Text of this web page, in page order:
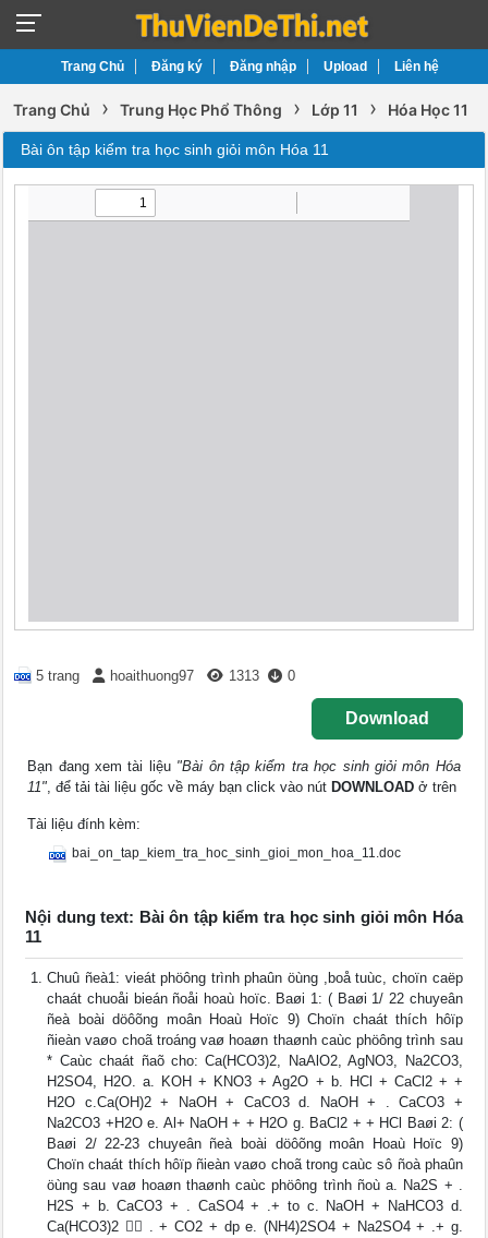
Trang Chủ Đăng ký Đăng nhập Upload Liên hệ
Trang Chủ › Trung Học Phổ Thông › Lớp 11 › Hóa Học 11
Bài ôn tập kiểm tra học sinh giỏi môn Hóa 11
5 trang hoaithuong97 1313 0
Download
Bạn đang xem tài liệu "Bài ôn tập kiểm tra học sinh giỏi môn Hóa
11", để tải tài liệu gốc về máy bạn click vào nút DOWNLOAD ở trên
Tài liệu đính kèm:
bai_on_tap_kiem_tra_hoc_sinh_gioi_mon_hoa_11.doc
Nội dung text: Bài ôn tập kiểm tra học sinh giỏi môn Hóa
11
Chuû ñeà1: vieát phöông trình phaûn öùng ,boå tuùc, choïn caëp
chaát chuoåi bieán ñoåi hoaù hoïc. Baøi 1: ( Baøi 1/ 22 chuyeân
ñeà boài döôõng moân Hoaù Hoïc 9) Choïn chaát thích hôïp
ñieàn vaøo choã troáng vaø hoaøn thaønh caùc phöông trình sau
* Caùc chaát ñaõ cho: Ca(HCO3)2, NaAlO2, AgNO3, Na2CO3,
H2SO4, H2O. a. KOH + KNO3 + Ag2O + b. HCl + CaCl2 + +
H2O c.Ca(OH)2 + NaOH + CaCO3 d. NaOH + . CaCO3 +
Na2CO3 +H2O e. Al+ NaOH + + H2O g. BaCl2 + + HCl Baøi 2: (
Baøi 2/ 22-23 chuyeân ñeà boài döôõng moân Hoaù Hoïc 9)
Choïn chaát thích hôïp ñieàn vaøo choã trong caùc sô ñoà phaûn
öùng sau vaø hoaøn thaønh caùc phöông trình ñoù a. Na2S + .
H2S + b. CaCO3 + . CaSO4 + .+ to c. NaOH + NaHCO3 d.
Ca(HCO3)2  . + CO2 + dp e. (NH4)2SO4 + Na2SO4 + .+ g.